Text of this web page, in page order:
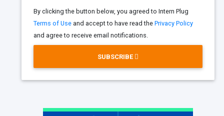
By clicking the button below, you agreed to Intern Plug
Terms of Use and accept to have read the Privacy Policy
and agree to receive email notifications.
SUBSCRIBE